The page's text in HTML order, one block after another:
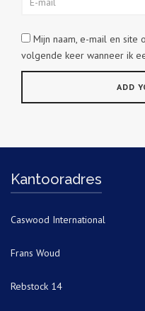
Mijn naam, e-mail en
volgende keer wanneer ik
Kantooradres
Caswood International
Frans Woud
Rebstock 14